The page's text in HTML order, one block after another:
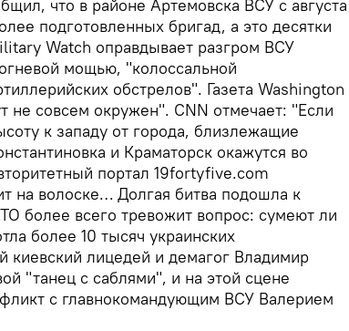
что в районе Артемовска ВСУ с августа
подготовленных бригад, а это десятки
Watch оправдывает разгром ВСУ
мощью, "колоссальной
обстрелов". Газета Washington
не совсем окружен". CNN отмечает: "Если
к западу от города, близлежащие
и Краматорск окажутся во
портал 19fortyfive.com
на волоске… Долгая битва подошла к
более всего тревожит вопрос: сумеют ли
более 10 тысяч украинских
киевский лицедей и демагог Владимир
"танец с саблями", и на этой сцене
с главнокомандующим ВСУ Валерием